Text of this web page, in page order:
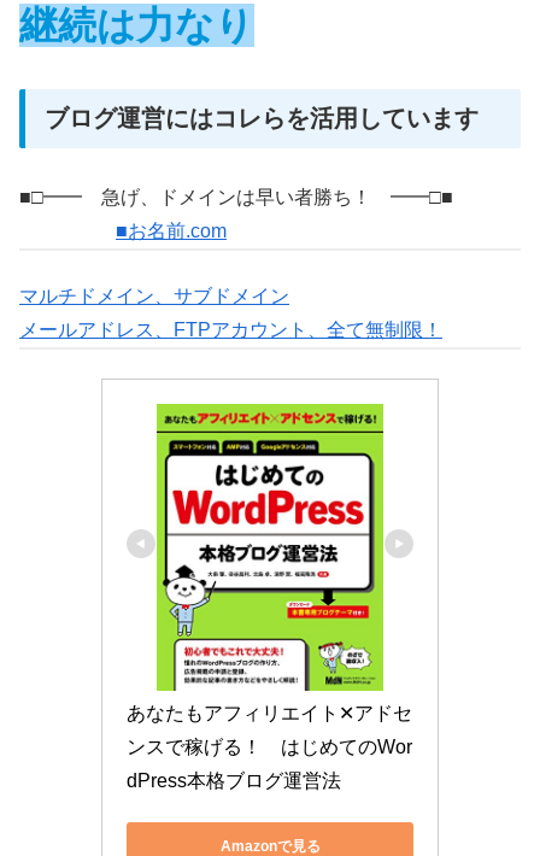
継続は力なり
ブログ運営にはコレらを活用しています
■□━━ 急げ、ドメインは早い者勝ち！ ━━□■
■お名前.com
マルチドメイン、サブドメイン
メールアドレス、FTPアカウント、全て無制限！
あなたもアフィリエイト✕アドセ
ンスで稼げる！　はじめてのWor
dPress本格ブログ運営法
Amazonで見る